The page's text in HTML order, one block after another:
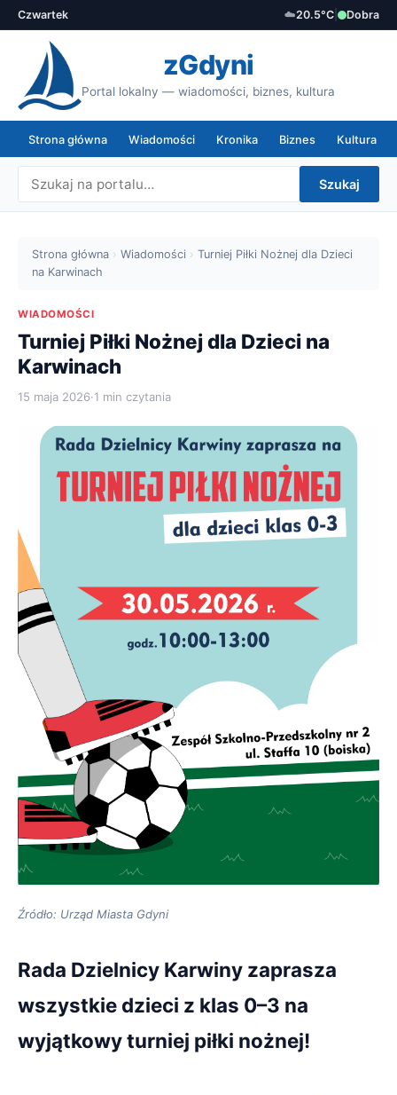
Czwartek ☁️20.5°C Dobra
zGdyni
Portal lokalny — wiadomości, biznes, kultura
Strona główna Wiadomości Kronika Biznes Kultura
Szukaj
Strona główna › Wiadomości › Turniej Piłki Nożnej dla Dzieci
na Karwinach
WIADOMOŚCI
Turniej Piłki Nożnej dla Dzieci na
Karwinach
15 maja 2026·1 min czytania
Źródło: Urząd Miasta Gdyni
Rada Dzielnicy Karwiny zaprasza
wszystkie dzieci z klas 0–3 na
wyjątkowy turniej piłki nożnej!